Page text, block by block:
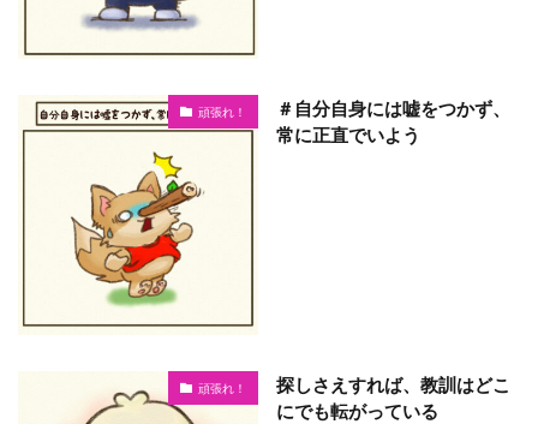
頑張れ！
＃自分自身には嘘をつかず、
常に正直でいよう
頑張れ！
探しさえすれば、教訓はどこ
にでも転がっている